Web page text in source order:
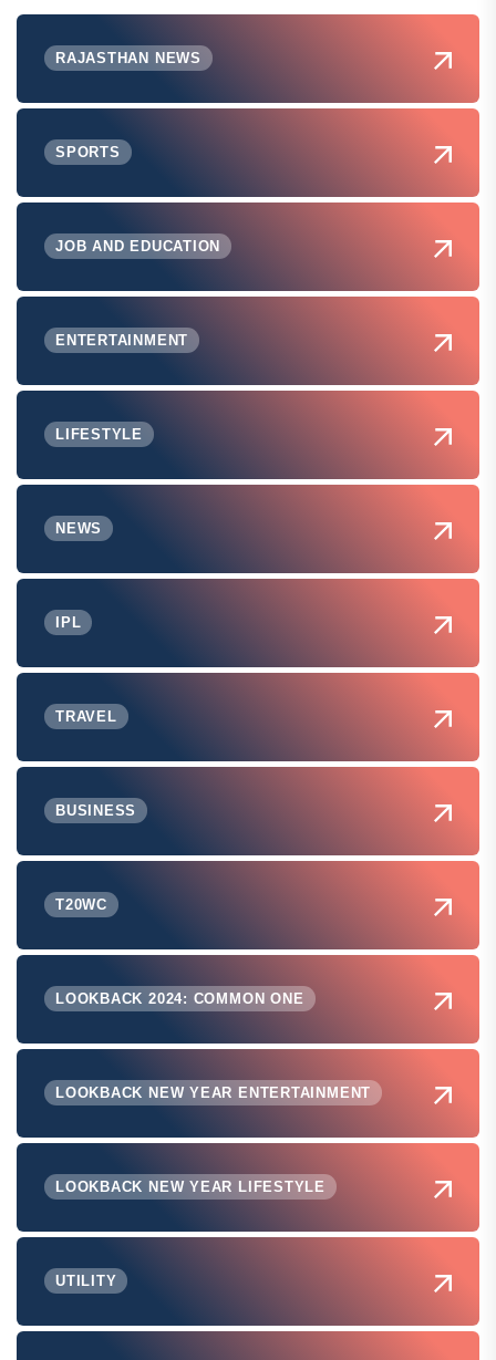
RAJASTHAN NEWS
SPORTS
JOB AND EDUCATION
ENTERTAINMENT
LIFESTYLE
NEWS
IPL
TRAVEL
BUSINESS
T20WC
LOOKBACK 2024: COMMON ONE
LOOKBACK NEW YEAR ENTERTAINMENT
LOOKBACK NEW YEAR LIFESTYLE
UTILITY